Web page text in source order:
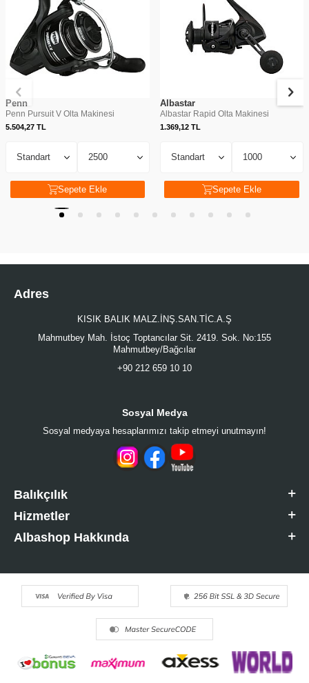
Penn
Penn Pursuit V Olta Makinesi
5.504,27 TL
Sepete Ekle
Albastar
Albastar Rapid Olta Makinesi
1.369,12TL
Sepete Ekle
Adres
KISIK BALIK MALZ.İNŞ.SAN.TİC.A.Ş
Mahmutbey Mah. İstoç Toptancılar Sit. 2419. Sok. No:155
Mahmutbey/Bağcılar
+90 212 659 10 10
Sosyal Medya
Sosyal medyaya hesaplarımızı takip etmeyi unutmayın!
Balıkçılık
Hizmetler
Albashop Hakkında